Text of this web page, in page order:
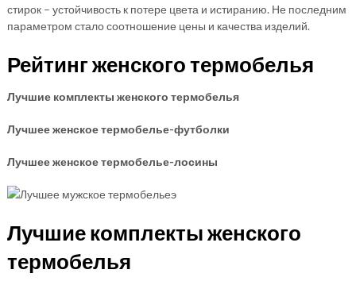
стирок – устойчивость к потере цвета и истиранию. Не последним
параметром стало соотношение цены и качества изделий.
Рейтинг женского термобелья
Лучшие комплекты женского термобелья
Лучшее женское термобелье-футболки
Лучшее женское термобелье-лосины
Лучшие комплекты женского
термобелья